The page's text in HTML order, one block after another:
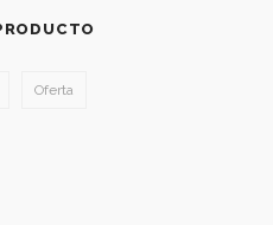
Oferta